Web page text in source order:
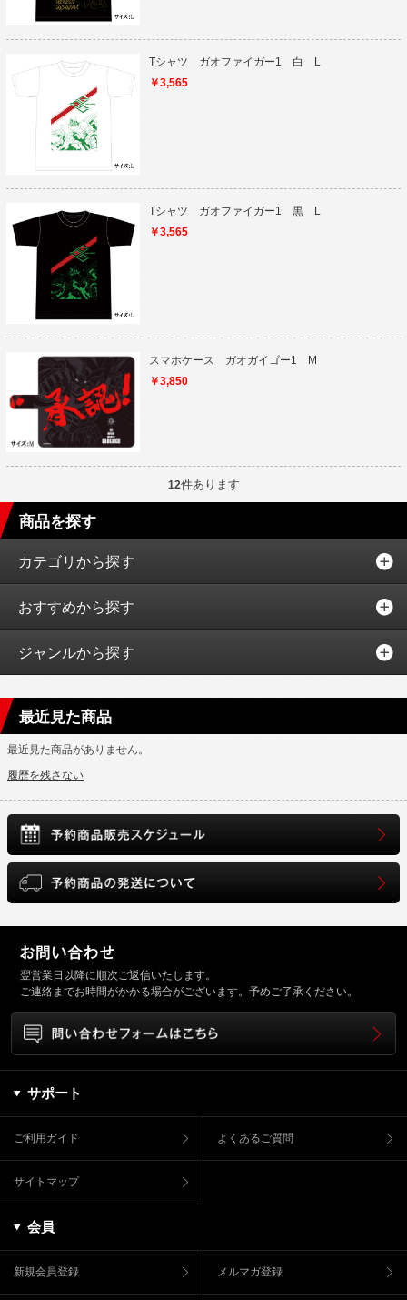
Tシャツ ガオファイガー1 白 L
￥3,565
Tシャツ ガオファイガー1 黒 L
￥3,565
スマホケース ガオガイゴー1 M
￥3,850
12件あります
商品を探す
カテゴリから探す
おすすめから探す
ジャンルから探す
最近見た商品
最近見た商品がありません。
履歴を残さない
翌営業日以降に順次ご返信いたします。
ご連絡までお時間がかかる場合がございます。予めご了承ください。
サポート
ご利用ガイド よくあるご質問
サイトマップ
会員
新規会員登録 メルマガ登録